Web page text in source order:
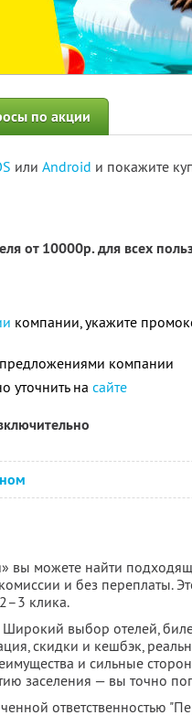
по акции
или Android и покажите
от 10000р. для всех
компании, укажите
компании
уточнить на сайте
вы можете найти
и без переплаты.
клика.
выбор отелей,
скидки и кешбэк,
и сильные
заселения — вы точно
ответственностью